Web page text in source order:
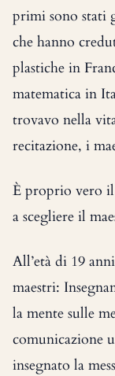
primi sono stati
che hanno
plastiche in
matematica in
trovavo nella
recitazione, i
È proprio vero il
a scegliere il
All’età di 19
maestri:
la mente sulle
comunicazione
insegnato la